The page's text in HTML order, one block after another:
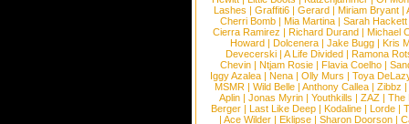
Lashes |Graffiti6 |Gerard |Miriam Bryant |
Cherri Bomb | Mia Martina | Sarah Hackett
Cierra Ramirez | Richard Durand | Michael
Howard |Dolcenera |Jake Bugg |Kris
Devecerski |A Life Divided |Ramona
Chevin |Ntjam Rosie |Flavia Coelho |
Iggy Azalea | Nena | Olly Murs | Toya
MSMR |Wild Belle |Anthony Callea |Zibbz
Aplin | Jonas Myrin | Youthkills | ZAZ | The
Berger |Last Like Deep |Kodaline |Lorde |
|Ace Wilder |Eklipse |Sharon Doorson |